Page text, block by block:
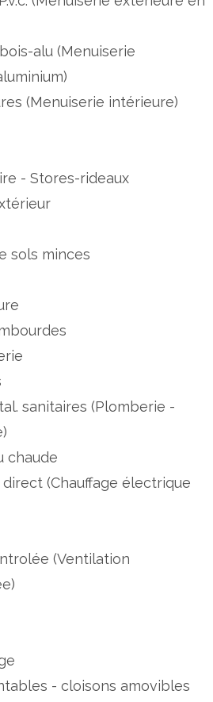
alu (Menuiserie
(Menuiserie intérieure)
- Stores-rideaux
sols minces
sanitaires (Plomberie -
chaude
direct (Chauffage électrique
(Ventilation
- cloisons amovibles